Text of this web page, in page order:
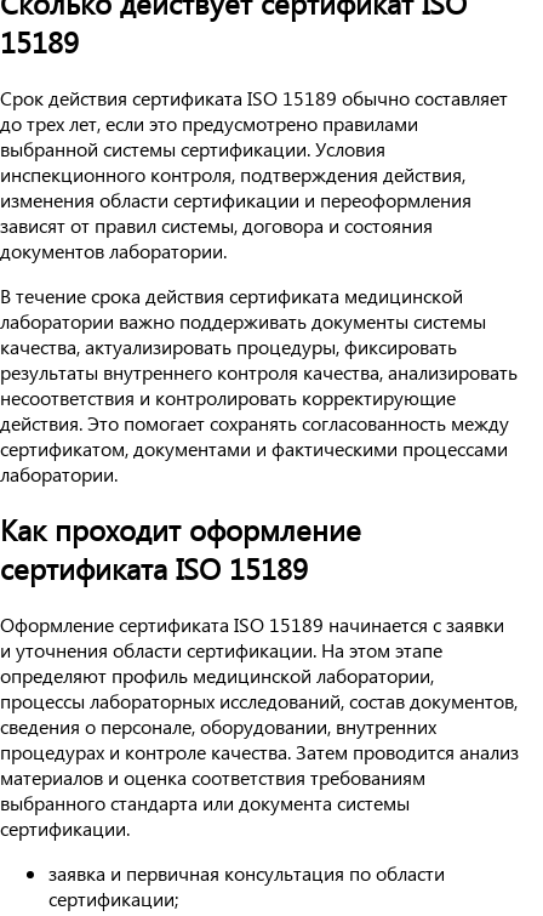
15189
Срок действия сертификата ISO 15189 обычно составляет
до трех лет, если это предусмотрено правилами
выбранной системы сертификации. Условия
инспекционного контроля, подтверждения действия,
изменения области сертификации и переоформления
зависят от правил системы, договора и состояния
документов лаборатории.
В течение срока действия сертификата медицинской
лаборатории важно поддерживать документы системы
качества, актуализировать процедуры, фиксировать
результаты внутреннего контроля качества, анализировать
несоответствия и контролировать корректирующие
действия. Это помогает сохранять согласованность между
сертификатом, документами и фактическими процессами
лаборатории.
Как проходит оформление
сертификата ISO 15189
Оформление сертификата ISO 15189 начинается с заявки
и уточнения области сертификации. На этом этапе
определяют профиль медицинской лаборатории,
процессы лабораторных исследований, состав документов,
сведения о персонале, оборудовании, внутренних
процедурах и контроле качества. Затем проводится анализ
материалов и оценка соответствия требованиям
выбранного стандарта или документа системы
сертификации.
заявка и первичная консультация по области
сертификации;